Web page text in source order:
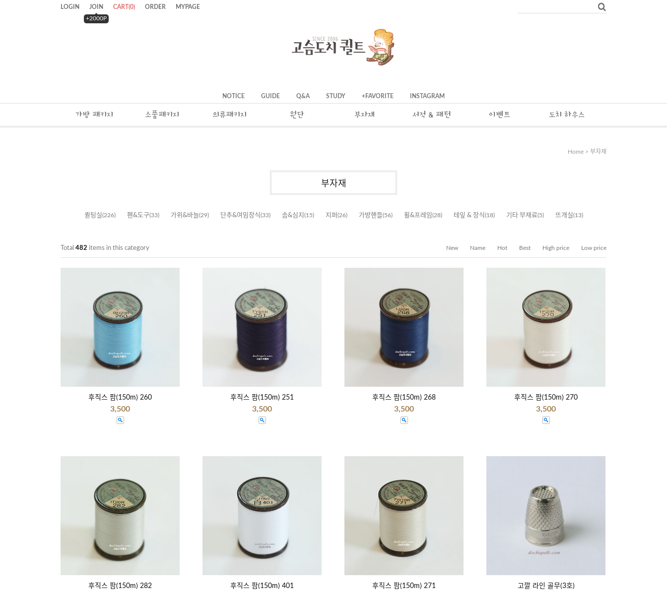
LOGIN
JOIN
+2000P
CART(0) ORDER MYPAGE
NOTICE GUIDE Q&A STUDY +FAVORITE INSTAGRAM
가방 패키지 소품패키지 의류패키지 원단 부자재 서적 & 패턴 이벤트 도치 하우스
Home > 부자재
부자재
퀼팅실(226) 펜&도구(33) 가위&바늘(29) 단추&여밈장식(33) 솜&심지 (15) 지퍼(26) 가방핸들(56) 휠&프레임(28) 테잎 & 장식(18) 기타 부재료(5) 뜨개실(13)
Total 482 items in this category New Name Hot Best High price Low price
후직스 팜(150m) 260
3,500
후직스 팜(150m) 251
3,500
후직스 팜(150m) 268
3,500
후직스 팜(150m) 270
3,500
후직스 팜(150m) 282 후직스 팜(150m) 401 후직스 팜(150m) 271 고깔 라인 골무(3호)